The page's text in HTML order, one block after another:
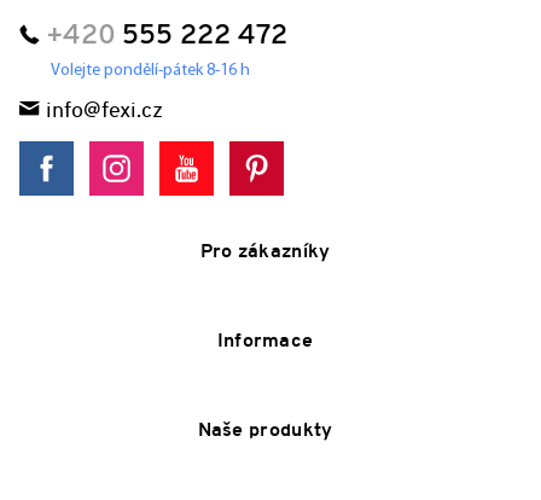
+420 555 222 472
Volejte pondělí-pátek 8-16 h
info@fexi.cz
Pro zákazníky
Informace
Naše produkty